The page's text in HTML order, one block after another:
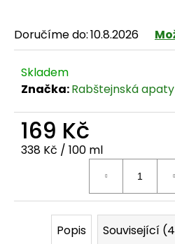
Doručíme do:10.8.2026
Skladem
Značka:Rabštejnská
169 Kč
Měrná cena:
338 Kč / 100 ml
Popis Související
r
č
u
e